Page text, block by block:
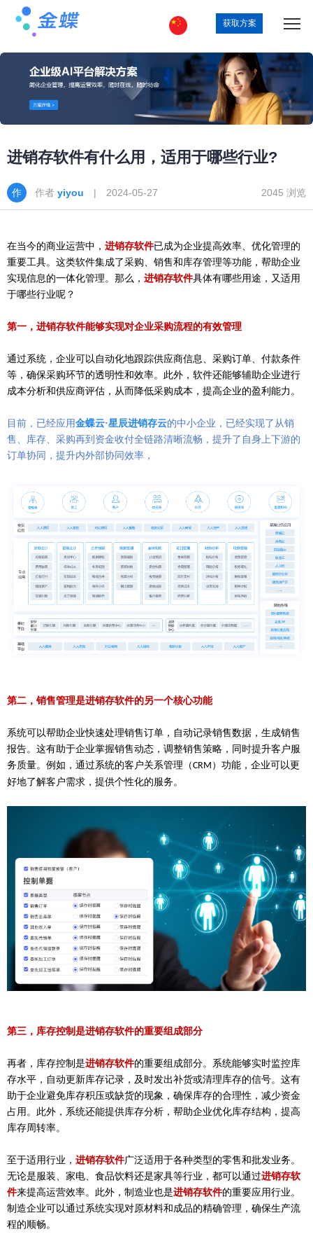
获取方案
进销存软件有什么用，适用于哪些行业?
作者 yiyou | 2024-05-27 2045 浏览
在当今的商业运营中， 进销存软件已成为企业提高效率、优化管理的
重要工具。这类软件集成了采购、销售和库存管理等功能，帮助企业
实现信息的一体化管理。那么， 进销存软件具体有哪些用途，又适用
于哪些行业呢？
第一， 进销存软件能够实现对企业采购流程的有效管理
通过系统，企业可以自动化地跟踪供应商信息、采购订单、付款条件
等，确保采购环节的透明性和效率。此外，软件还能够辅助企业进行
成本分析和供应商评估，从而降低采购成本，提高企业的盈利能力。
目前，已经应用金蝶云·星辰进销存云的中小企业，已经实现了从销
售、库存、采购再到资金收付全链路清晰流畅，提升了自身上下游的
订单协同，提升内外部协同效率，
第二，销售管理是进销存软件的另一个核心功能
系统可以帮助企业快速处理销售订单，自动记录销售数据，生成销售
报告。这有助于企业掌握销售动态，调整销售策略，同时提升客户服
务质量。例如，通过系统的客户关系管理（CRM ）功能，企业可以更
好地了解客户需求，提供个性化的服务。
第三，库存控制是进销存软件的重要组成部分
再者，库存控制是进销存软件的重要组成部分。系统能够实时监控库
存水平，自动更新库存记录，及时发出补货或清理库存的信号。这有
助于企业避免库存积压或缺货的现象，确保库存的合理性，减少资金
占用。此外，系统还能提供库存分析，帮助企业优化库存结构，提高
库存周转率。
至于适用行业， 进销存软件广泛适用于各种类型的零售和批发业务。
无论是服装、家电、食品饮料还是家具等行业，都可以通过进销存软
件来提高运营效率。此外，制造业也是进销存软件的重要应用行业。
制造企业可以通过系统实现对原材料和成品的精确管理，确保生产流
程的顺畅。